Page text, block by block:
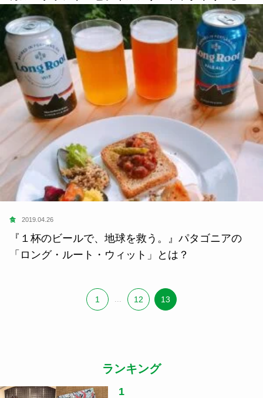
食 2019.04.26
『１杯のビールで、地球を救う。』パタゴニアの
「ロング・ルート・ウィット」とは？
1 12 13
ランキング
1